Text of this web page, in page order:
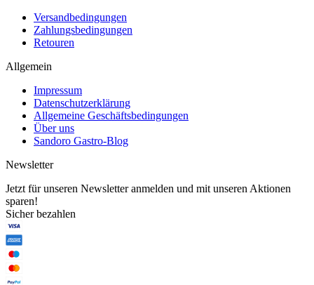
Versandbedingungen
Zahlungsbedingungen
Retouren
Allgemein
Impressum
Datenschutzerklärung
Allgemeine Geschäftsbedingungen
Über uns
Sandoro Gastro-Blog
Newsletter
Jetzt für unseren Newsletter anmelden und mit unseren Aktionen
sparen!
Sicher bezahlen